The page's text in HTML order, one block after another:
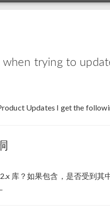
when trying to
Updates I get the
库？如果包含，是否受到其